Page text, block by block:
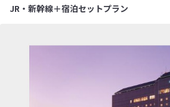
JR・新幹線＋宿泊セットプラン